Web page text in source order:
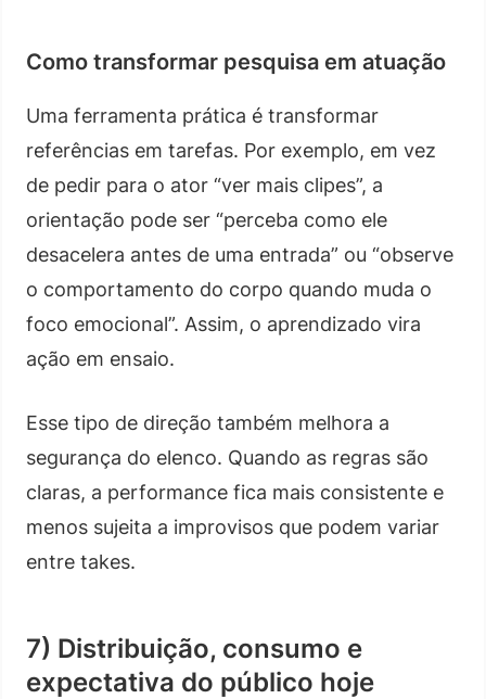
Como transformar pesquisa em atuação
Uma ferramenta prática é transformar
referências em tarefas. Por exemplo, em vez
de pedir para o ator “ver mais clipes”, a
orientação pode ser “perceba como ele
desacelera antes de uma entrada” ou “observe
o comportamento do corpo quando muda o
foco emocional”. Assim, o aprendizado vira
ação em ensaio.
Esse tipo de direção também melhora a
segurança do elenco. Quando as regras são
claras, a performance fica mais consistente e
menos sujeita a improvisos que podem variar
entre takes.
7) Distribuição, consumo e
expectativa do público hoje